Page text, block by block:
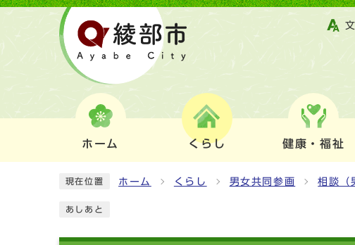
ホーム くらし 健康・福祉
現在位置 ホーム くらし 男女共同参画 相談（
あしあと